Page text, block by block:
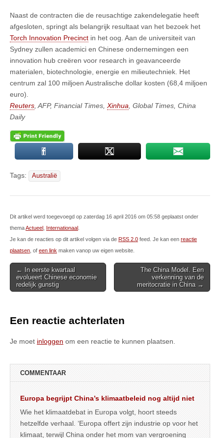
Naast de contracten die de reusachtige zakendelegatie heeft
afgesloten, springt als belangrijk resultaat van het bezoek het
Torch Innovation Precinct in het oog. Aan de universiteit van
Sydney zullen academici en Chinese ondernemingen een
innovation hub creëren voor research in geavanceerde
materialen, biotechnologie, energie en milieutechniek. Het
centrum zal 100 miljoen Australische dollar kosten (68,4 miljoen
euro).
Reuters, AFP, Financial Times, Xinhua, Global Times, China
Daily
Tags: Australië
Dit artikel werd toegevoegd op zaterdag 16 april 2016 om 05:58 geplaatst onder
themaActueel Internationaal
Je kan de reacties op dit artikel volgen via de RSS 2.0 feed. Je kan een reactie
plaatsen , of een link maken vanop uw eigen website.
Post
navigation
← In eerste kwartaal
evolueert Chinese economie
redelijk gunstig
The China Model. Een
verkenning van de
meritocratie in China →
Een reactie achterlaten
Je moet inloggen om een reactie te kunnen plaatsen.
COMMENTAAR
Europa begrijpt China’s klimaatbeleid nog altijd niet
Wie het klimaatdebat in Europa volgt, hoort steeds
hetzelfde verhaal. ‘Europa offert zijn industrie op voor het
klimaat, terwijl China onder het mom van vergroening